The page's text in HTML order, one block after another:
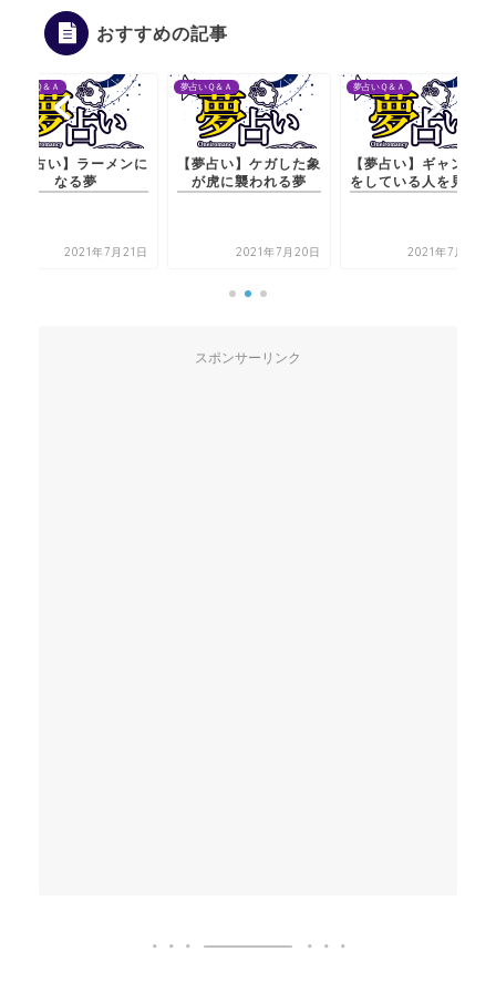
おすすめの記事
夢占いＱ＆Ａ
【夢占い】ラーメンに
なる夢
2021年7月21日
夢占いＱ＆Ａ
【夢占い】ケガした象
が虎に襲われる夢
2021年7月20日
夢占いＱ＆Ａ
【夢占い】ギャンブル
をしている人を見る夢
2021年7月22日
スポンサーリンク